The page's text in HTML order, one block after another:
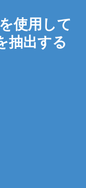
使用して
抽出する